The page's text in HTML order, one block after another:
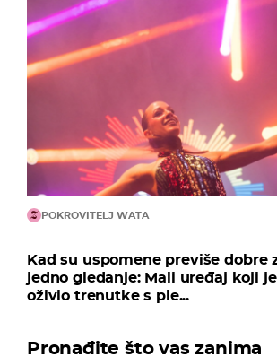
POKROVITELJ WATA
Kad su uspomene previše dobre
jedno gledanje: Mali uređaj koji
oživio trenutke s ple...
Pronađite što vas zanima